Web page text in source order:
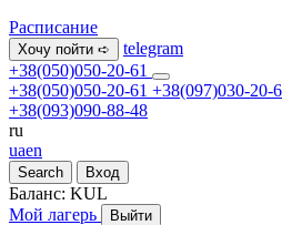
Расписание
Хочу пойти ➪
telegram
+38(050)050-20-61
+38(050)050-20-61 +38(097)030-20-
+38(093)090-88-48
ru
uaen
Search Вход
Баланс: KUL
Мой лагерь
Выйти